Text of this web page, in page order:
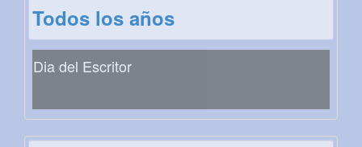
Todos los años
Dia del Escritor